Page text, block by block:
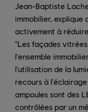
Jean-Baptiste
immobilier,
activement à
"Les façades
l'ensemble
l'utilisation de la
recours à
ampoules sont des
contrôlées par un